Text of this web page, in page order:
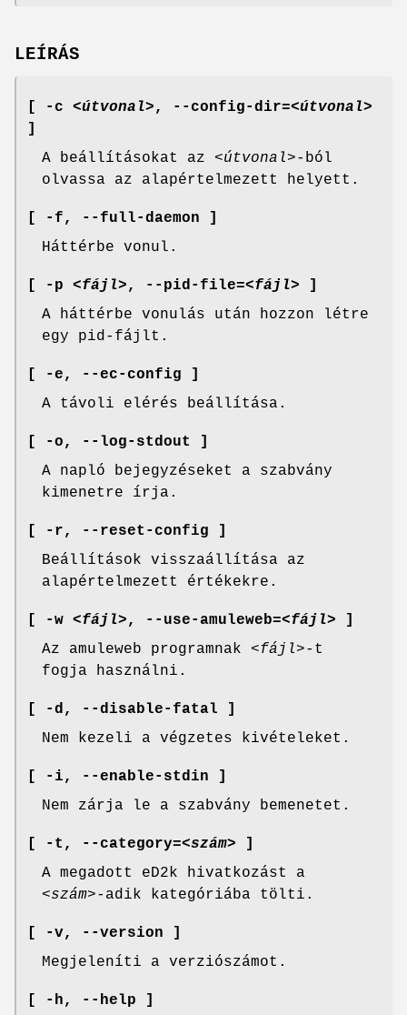
LEÍRÁS
[ -c <útvonal> , --config-dir=<útvonal>
]
A beállításokat az <útvonal>-ból
olvassa az alapértelmezett helyett.
[ -f,
--full-daemon ]
Háttérbe vonul.
[ -p <fájl> , --pid-file=<fájl>
]
A háttérbe vonulás után hozzon létre
egy pid-fájlt.
[ -e,
--ec-config ]
A távoli elérés beállítása.
[ -o,
--log-stdout ]
A napló bejegyzéseket a szabvány
kimenetre írja.
[ -r,
--reset-config ]
Beállítások visszaállítása az
alapértelmezett értékekre.
[ -w <fájl> , --use-amuleweb=<fájl>
]
Az amuleweb programnak <fájl>-t
fogja használni.
[ -d,
--disable-fatal ]
Nem kezeli a végzetes kivételeket.
[ -i,
--enable-stdin ]
Nem zárja le a szabvány bemenetet.
[ -t , --category=<szám>
]
A megadott eD2k hivatkozást a
<szám>-adik kategóriába tölti.
[ -v,
--version ]
Megjeleníti a verziószámot.
[ -h,
--help ]